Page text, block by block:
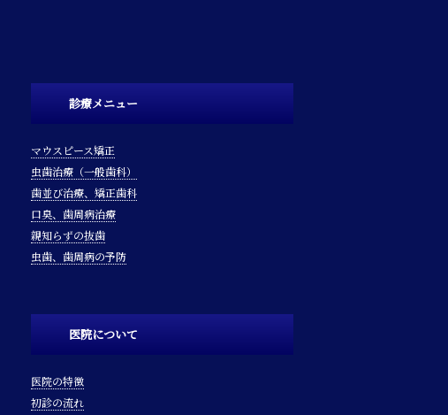
診療メニュー
マウスピース矯正
虫歯治療（一般歯科）
歯並び治療、矯正歯科
口臭、歯周病治療
親知らずの抜歯
虫歯、歯周病の予防
医院について
医院の特徴
初診の流れ